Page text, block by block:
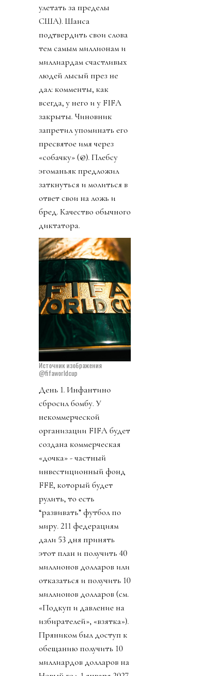
улетать за пределы
США). Шанса
подтвердить свои слова
тем самым миллионам и
миллиардам счастливых
людей лысый през не
дал: комменты, как
всегда, у него и у FIFA
закрыты. Чиновник
запретил упоминать его
пресвятое имя через
«собачку» (@). Плебсу
эгоманьяк предложил
заткнуться и молиться в
ответ свои на ложь и
бред. Качество обычного
диктатора.
Источник изображения
@fifaworldcup
День 1. Инфантино
сбросил бомбу. У
некоммерческой
организации FIFA будет
создана коммерческая
«дочка» - частный
инвестиционный фонд
FFE, который будет
рулить, то есть
“развивать” футбол по
миру. 211 федерациям
дали 53 дня принять
этот план и получить 40
миллионов долларов или
отказаться и получить 10
миллионов долларов (см.
«Подкуп и давление на
избирателей», «взятка»).
Пряником был доступ к
обещанию получить 10
миллиардов долларов на